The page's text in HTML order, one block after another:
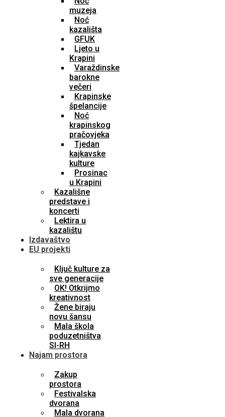
muzeja
Noć
kazališta
GFUK
Ljeto u
Krapini
Varaždinske
barokne
večeri
Krapinske
špelancije
Noć
krapinskog
pračovjeka
Tjedan
kajkavske
kulture
Prosinac
u Krapini
Kazališne
predstave i
koncerti
Lektira u
kazalištu
Izdavaštvo
EU projekti
Ključ kulture za
sve generacije
OK! Otkrijmo
kreativnost
Žene biraju
novu šansu
Mala škola
poduzetništva
SI-RH
Najam prostora
Zakup
prostora
Festivalska
dvorana
Mala dvorana